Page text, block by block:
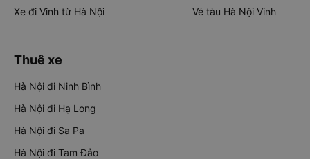
Xe đi Vinh từ Hà Nội
Vé tàu Hà Nội Vinh
Thuê xe
Hà Nội đi Ninh Bình
Hà Nội đi Hạ Long
Hà Nội đi Sa Pa
Hà Nội đi Tam Đảo